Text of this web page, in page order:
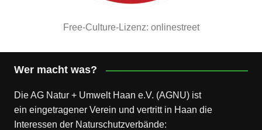
Free-Culture-Lizenz: onlinestreet
Wer macht was?
Die AG Natur + Umwelt Haan e.V. (AGNU) ist
ein eingetragener Verein und vertritt in Haan die
Interessen der Naturschutzverbände: